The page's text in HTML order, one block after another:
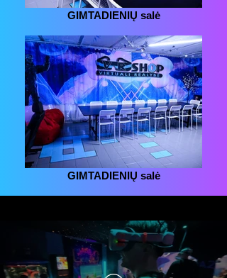
GIMTADIENIŲ salė
GIMTADIENIŲ salė